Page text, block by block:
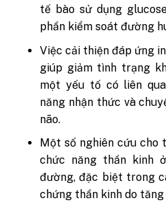
tế bào sử dụng
phần kiểm soát đường
Việc cải thiện đáp ứng
giúp giảm tình trạng
một yếu tố có liên
năng nhận thức và
não.
Một số nghiên cứu cho
chức năng thần kinh
đường, đặc biệt trong
chứng thần kinh do